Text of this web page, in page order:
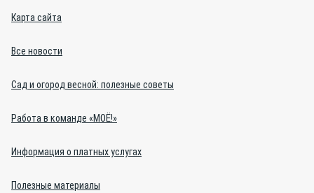
Карта сайта
Все новости
Сад и огород весной: полезные советы
Работа в команде «МОЁ!»
Информация о платных услугах
Полезные материалы